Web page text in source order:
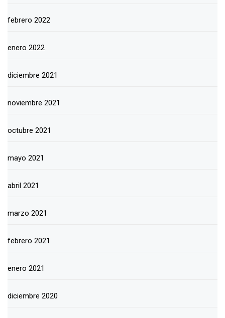
febrero 2022
enero 2022
diciembre 2021
noviembre 2021
octubre 2021
mayo 2021
abril 2021
marzo 2021
febrero 2021
enero 2021
diciembre 2020